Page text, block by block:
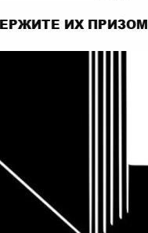
ИХ ПРИЗОМ В